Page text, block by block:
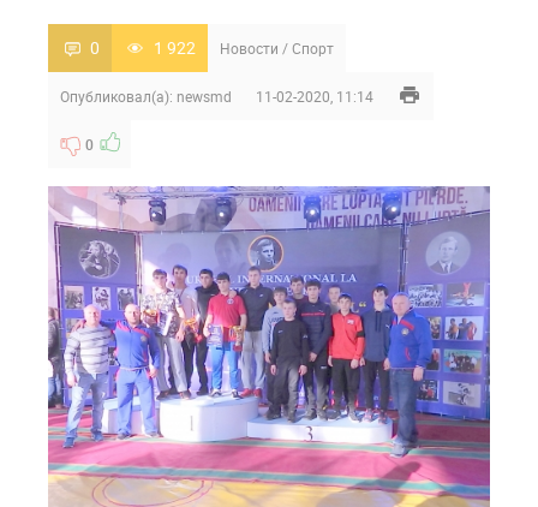
0 1 922 Новости /Спорт
Опубликовал(а): newsmd 11-02-2020, 11:14
0